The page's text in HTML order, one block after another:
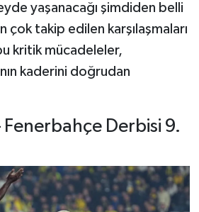
yaşanacağı şimdiden belli
çok takip edilen karşılaşmaları
kritik mücadeleler,
kaderini doğrudan
Fenerbahçe Derbisi 9.